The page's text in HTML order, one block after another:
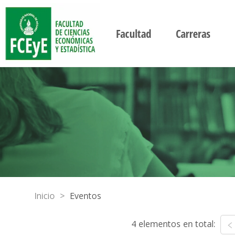
Facultad Carreras
Inicio > Eventos
4 elementos en total: